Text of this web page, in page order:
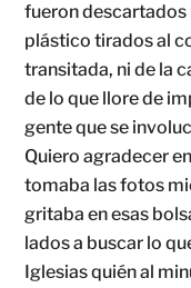
fueron descartados
plástico tirados al
transitada, ni de la
de lo que llore de
gente que se
Quiero agradecer
tomaba las fotos
gritaba en esas
lados a buscar lo
Iglesias quién al